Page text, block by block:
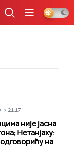
> 21:17
није јасна
Нетанјаху:
на